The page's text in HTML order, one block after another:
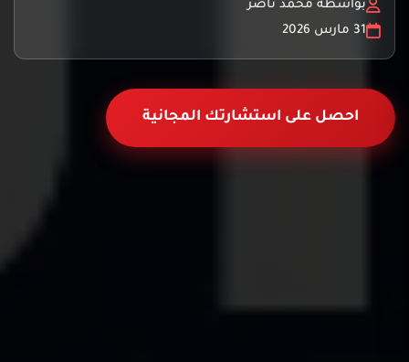
بواسطة محمد ناصر
31 مارس 2026
احصل على استشارتك المجانية